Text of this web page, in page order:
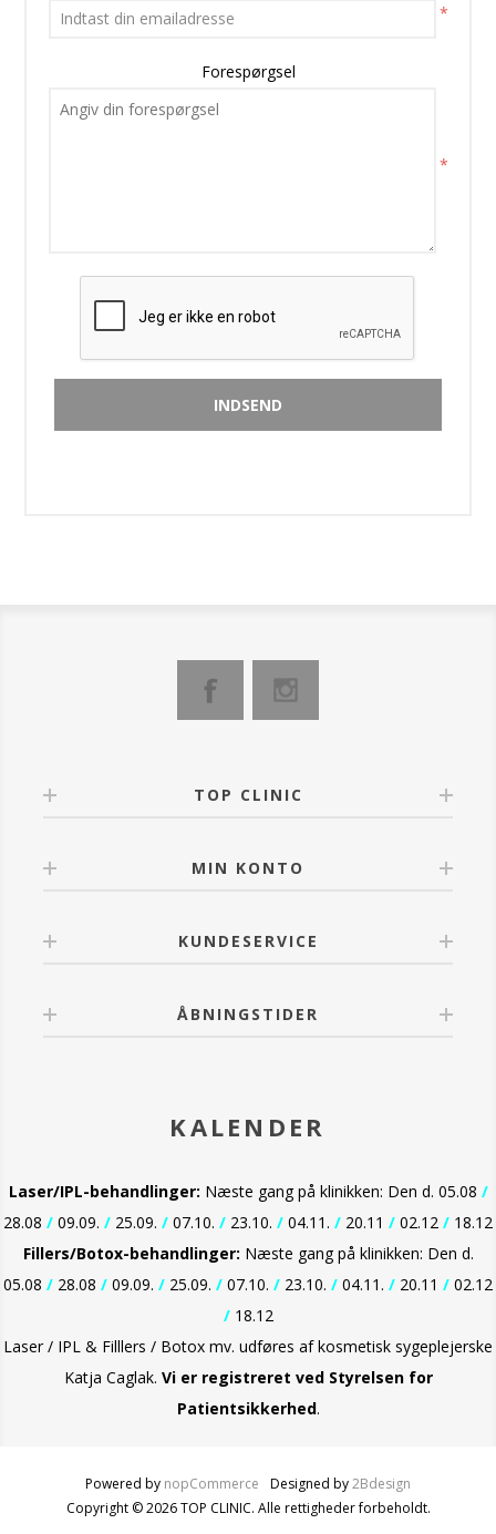
*
Forespørgsel
*
TOP CLINIC
MIN KONTO
KUNDESERVICE
ÅBNINGSTIDER
KALENDER
Laser/IPL-behandlinger: Næste gang på klinikken: Den d. 05.08 /
28.08 / 09.09. / 25.09. / 07.10. / 23.10. / 04.11. / 20.11 / 02.12 / 18.12
Fillers/Botox-behandlinger: Næste gang på klinikken: Den d.
05.08 / 28.08 / 09.09. / 25.09. / 07.10. / 23.10. / 04.11. / 20.11 / 02.12
/18.12
Laser / IPL & Filllers / Botox mv. udføres af kosmetisk sygeplejerske
Katja Caglak. Vi er registreret ved Styrelsen for
Patientsikkerhed.
Powered by nopCommerce Designed by2Bdesign
Copyright © 2026 TOP CLINIC. Alle rettigheder forbeholdt.